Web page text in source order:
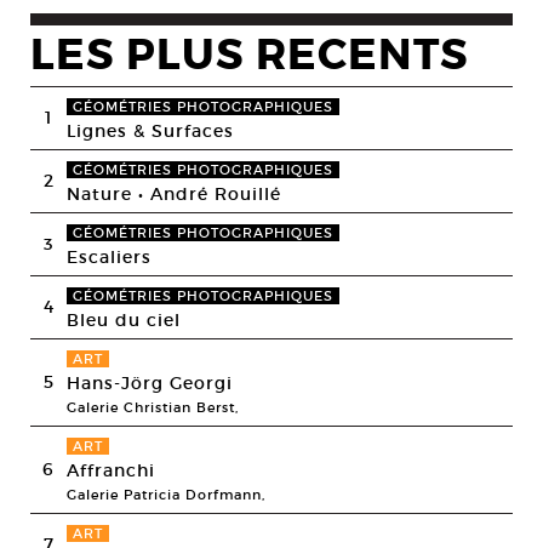
LES PLUS RECENTS
1 GÉOMÉTRIES PHOTOGRAPHIQUES
Lignes & Surfaces
2 GÉOMÉTRIES PHOTOGRAPHIQUES
Nature • André Rouillé
3 GÉOMÉTRIES PHOTOGRAPHIQUES
Escaliers
4 GÉOMÉTRIES PHOTOGRAPHIQUES
Bleu du ciel
5
ART
Hans-Jörg Georgi
Galerie Christian Berst,
6
ART
Affranchi
Galerie Patricia Dorfmann,
ART